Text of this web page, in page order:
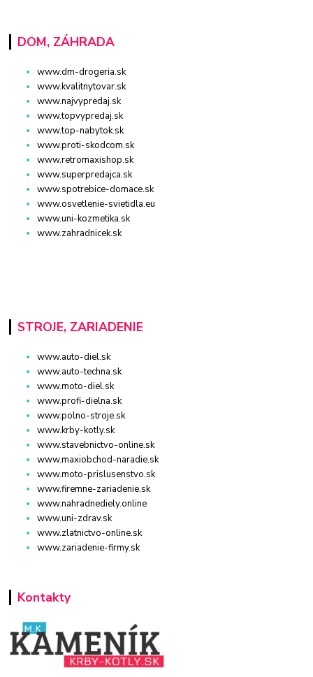
DOM, ZÁHRADA
www.dm-drogeria.sk
www.kvalitnytovar.sk
www.najvypredaj.sk
www.topvypredaj.sk
www.top-nabytok.sk
www.proti-skodcom.sk
www.retromaxishop.sk
www.superpredajca.sk
www.spotrebice-domace.sk
www.osvetlenie-svietidla.eu
www.uni-kozmetika.sk
www.zahradnicek.sk
STROJE, ZARIADENIE
www.auto-diel.sk
www.auto-techna.sk
www.moto-diel.sk
www.profi-dielna.sk
www.polno-stroje.sk
www.krby-kotly.sk
www.stavebnictvo-online.sk
www.maxiobchod-naradie.sk
www.moto-prislusenstvo.sk
www.firemne-zariadenie.sk
www.nahradnediely.online
www.uni-zdrav.sk
www.zlatnictvo-online.sk
www.zariadenie-firmy.sk
Kontakty